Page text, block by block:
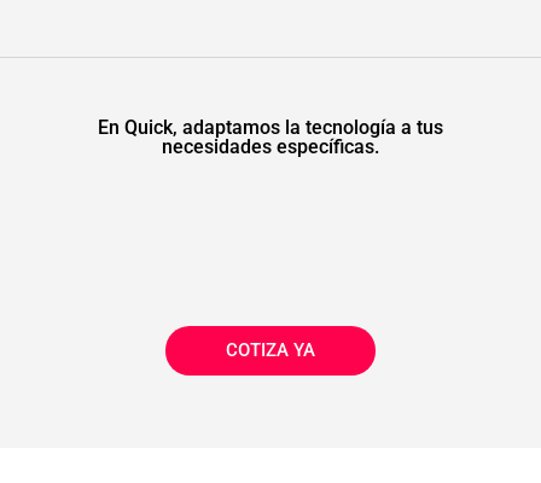
En Quick, adaptamos la tecnología a tus
necesidades específicas.
COTIZA YA